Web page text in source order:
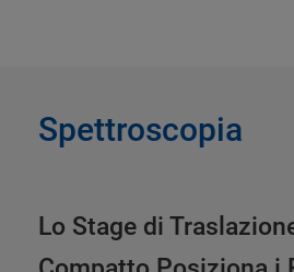
Spettroscopia
Lo Stage di